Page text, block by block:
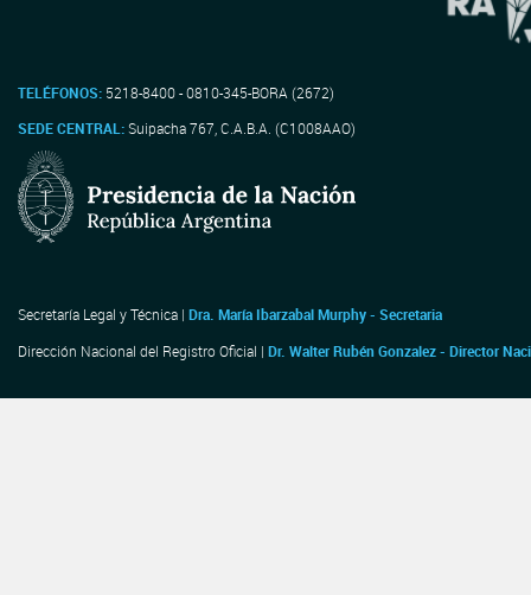
TELÉFONOS: 5218-8400 - 0810-345-BORA (2672)
SEDE CENTRAL:Suipacha 767, C.A.B.A. (C1008AAO)
Secretaría Legal y Técnica | Dra. María Ibarzabal Murphy - Secretaria
Dirección Nacional del Registro Oficial | Dr. Walter Rubén Gonzalez - Director